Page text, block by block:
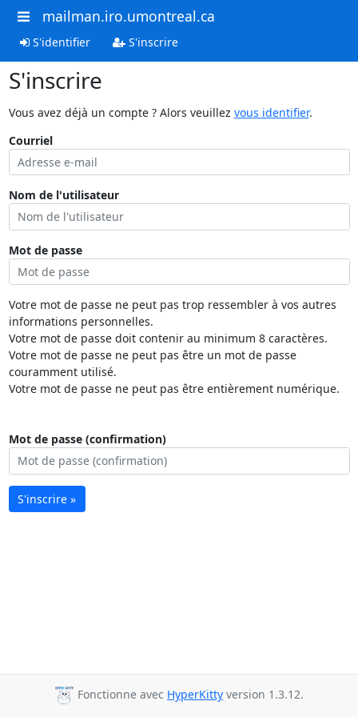
mailman.iro.umontreal.ca
S'identifier S'inscrire
S'inscrire
Vous avez déjà un compte ? Alors veuillez vous identifier.
Courriel
Nom de l'utilisateur
Mot de passe
Votre mot de passe ne peut pas trop ressembler à vos autres
informations personnelles.
Votre mot de passe doit contenir au minimum 8 caractères.
Votre mot de passe ne peut pas être un mot de passe
couramment utilisé.
Votre mot de passe ne peut pas être entièrement numérique.
Mot de passe (confirmation)
S'inscrire »
Fonctionne avec HyperKitty version 1.3.12.